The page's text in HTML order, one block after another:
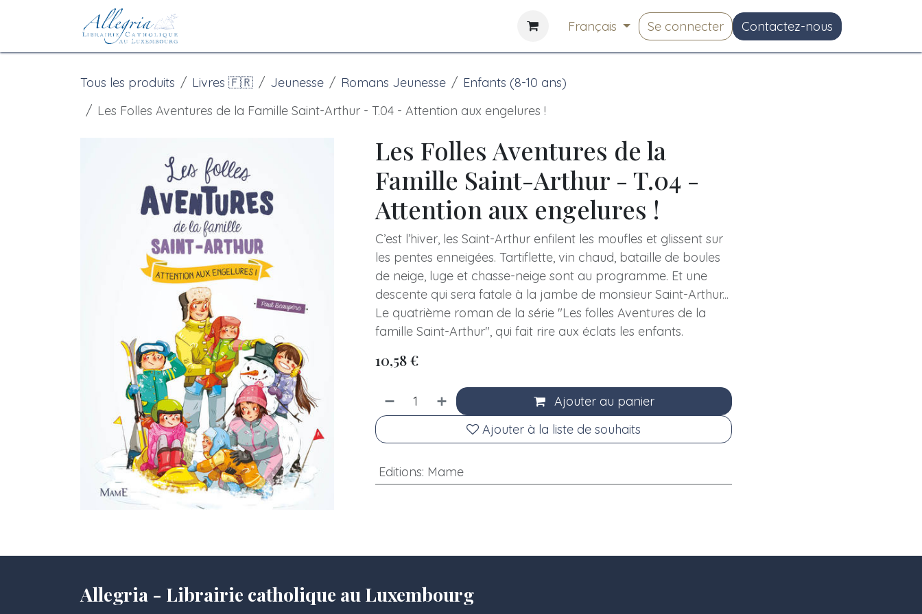
Se rendre au contenu
Français Se connecter Contactez-nous
Tous les produits Livres 🇫🇷 Jeunesse Romans Jeunesse
Enfants (8-10 ans)
Les Folles Aventures de la Famille Saint-Arthur - T.04 - Attention aux engelures !
Les Folles Aventures de la
Famille Saint-Arthur - T.04 -
Attention aux engelures !
C’est l’hiver, les Saint-Arthur enfilent les moufles et glissent sur
les pentes enneigées. Tartiflette, vin chaud, bataille de boules
de neige, luge et chasse-neige sont au programme. Et une
descente qui sera fatale à la jambe de monsieur Saint-Arthur...
Le quatrième roman de la série "Les folles Aventures de la
famille Saint-Arthur", qui fait rire aux éclats les enfants.
10,58€
Ajouter au panier
Ajouter à la liste de souhaits
Editions: Mame
Allegria - Librairie catholique au Luxembourg